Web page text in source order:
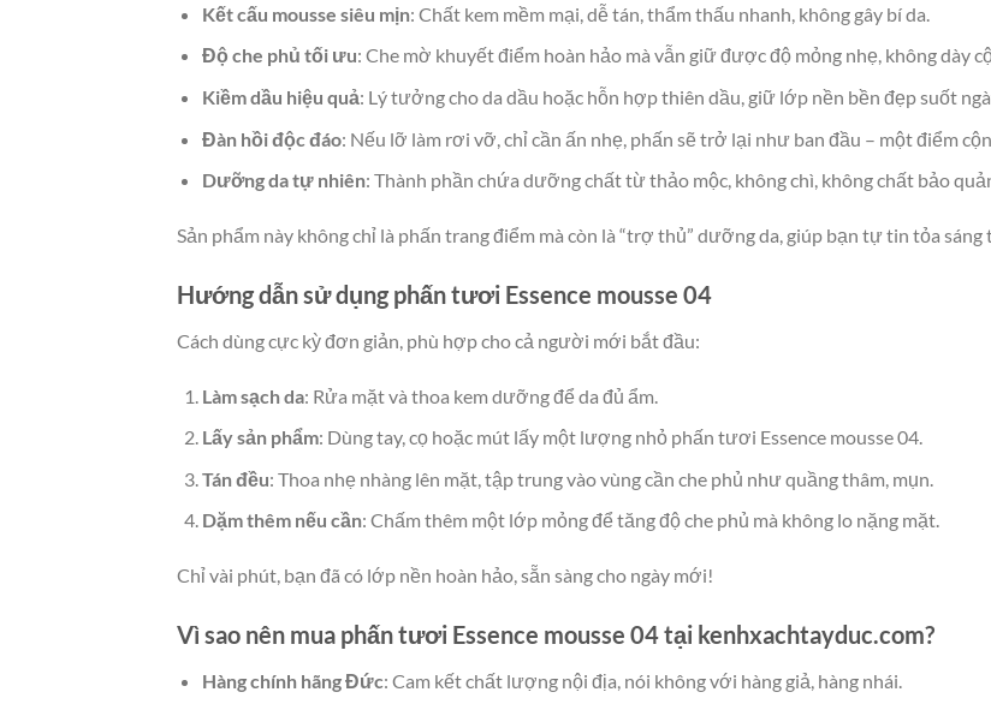
Kết cấu mousse siêu mịn: Chất kem mềm mại, dễ tán, thẩm thấu nhanh, không gây bí da.
Độ che phủ tối ưu: Che mờ khuyết điểm hoàn hảo mà vẫn giữ được độ mỏng nhẹ, không dày
Kiềm dầu hiệu quả: Lý tưởng cho da dầu hoặc hỗn hợp thiên dầu, giữ lớp nền bền đẹp suốt
Đàn hồi độc đáo: Nếu lỡ làm rơi vỡ, chỉ cần ấn nhẹ, phấn sẽ trở lại như ban đầu – một điểm
Dưỡng da tự nhiên: Thành phần chứa dưỡng chất từ thảo mộc, không chì, không chất bảo
Sản phẩm này không chỉ là phấn trang điểm mà còn là “trợ thủ” dưỡng da, giúp bạn tự tin tỏa
Hướng dẫn sử dụng phấn tươi Essence mousse 04
Cách dùng cực kỳ đơn giản, phù hợp cho cả người mới bắt đầu:
Làm sạch da: Rửa mặt và thoa kem dưỡng để da đủ ẩm.
Lấy sản phẩm: Dùng tay, cọ hoặc mút lấy một lượng nhỏ phấn tươi Essence mousse 04.
Tán đều: Thoa nhẹ nhàng lên mặt, tập trung vào vùng cần che phủ như quầng thâm, mụn.
Dặm thêm nếu cần: Chấm thêm một lớp mỏng để tăng độ che phủ mà không lo nặng mặt.
Chỉ vài phút, bạn đã có lớp nền hoàn hảo, sẵn sàng cho ngày mới!
Vì sao nên mua phấn tươi Essence mousse 04 tại kenhxachtayduc.com?
Hàng chính hãng Đức: Cam kết chất lượng nội địa, nói không với hàng giả, hàng nhái.